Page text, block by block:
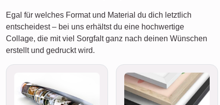
Egal für welches Format und Material du dich letztlich
entscheidest – bei uns erhältst du eine hochwertige
Collage, die mit viel Sorgfalt ganz nach deinen Wünschen
erstellt und gedruckt wird.